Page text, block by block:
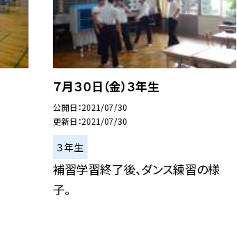
７月３０日（金）３年生
公開日 2021/07/30
更新日 2021/07/30
３年生
補習学習終了後、ダンス練習の様
子。